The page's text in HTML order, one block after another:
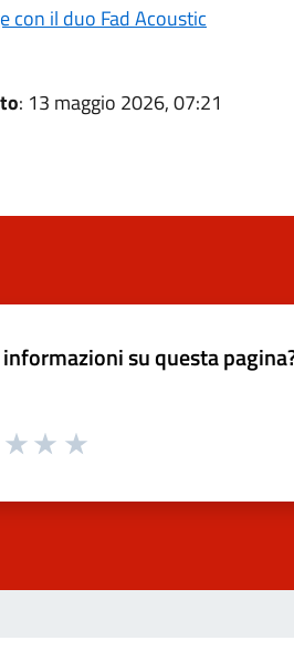
con il duo Fad Acoustic
: 13 maggio 2026, 07:21
su questa